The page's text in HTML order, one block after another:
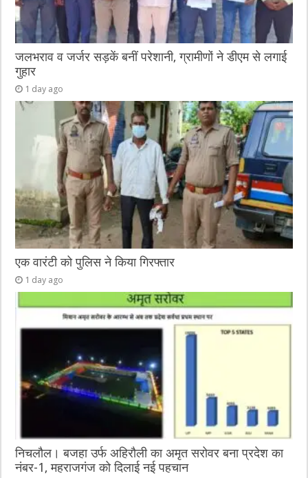
जलभराव व जर्जर सड़कें बनीं परेशानी, ग्रामीणों ने डीएम से लगाई
गुहार
1 day ago
एक वारंटी को पुलिस ने किया गिरफ्तार
1 day ago
निचलौल। बजहा उर्फ अहिरौली का अमृत सरोवर बना प्रदेश का
नंबर-1, महराजगंज को दिलाई नई पहचान